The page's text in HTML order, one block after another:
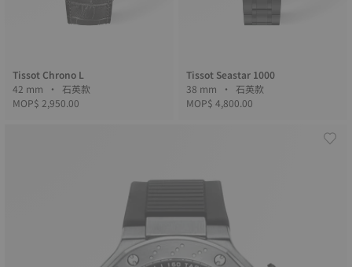
Tissot Chrono L
42 mm • 石英款
MOP$ 2,950.00
Tissot Seastar 1000
38 mm • 石英款
MOP$ 4,800.00